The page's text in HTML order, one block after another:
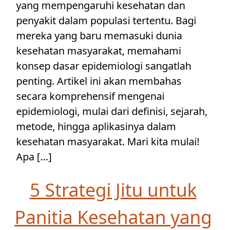
yang mempengaruhi kesehatan dan
penyakit dalam populasi tertentu. Bagi
mereka yang baru memasuki dunia
kesehatan masyarakat, memahami
konsep dasar epidemiologi sangatlah
penting. Artikel ini akan membahas
secara komprehensif mengenai
epidemiologi, mulai dari definisi, sejarah,
metode, hingga aplikasinya dalam
kesehatan masyarakat. Mari kita mulai!
Apa […]
5 Strategi Jitu untuk
Panitia Kesehatan yang